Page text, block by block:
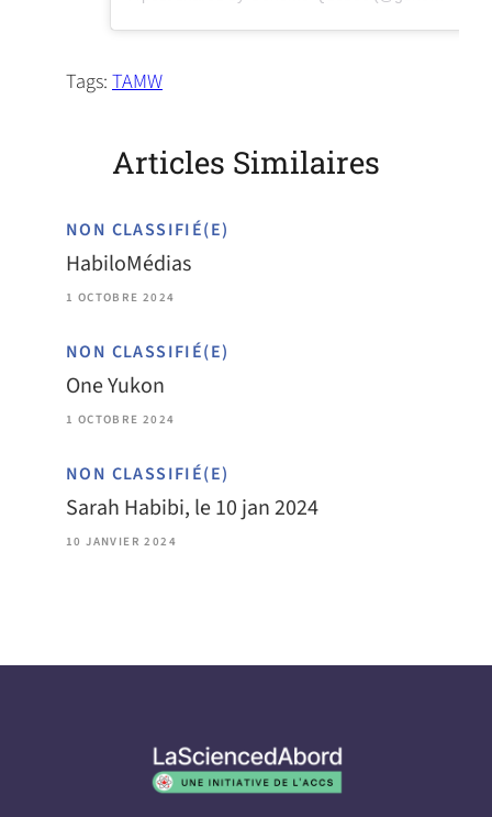
Tags:TAMW
Articles Similaires
NON CLASSIFIÉ(E)
HabiloMédias
1 OCTOBRE 2024
NON CLASSIFIÉ(E)
One Yukon
1 OCTOBRE 2024
NON CLASSIFIÉ(E)
Sarah Habibi, le 10 jan 2024
10 JANVIER 2024